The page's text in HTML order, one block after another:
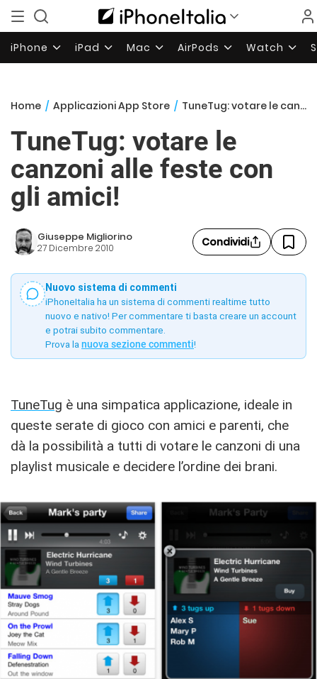
iPhone iPad Mac AirPods Watch
Home / Applicazioni App Store / TuneTug: votare le canzoni alle feste con gli amici!
TuneTug: votare le
canzoni alle feste con
gli amici!
Giuseppe Migliorino
27 Dicembre 2010 Condividi
Nuovo sistema di commenti
iPhoneItalia ha un sistema di commenti realtime tutto
nuovo e nativo! Per commentare ti basta creare un account
e potrai subito commentare.
Prova la nuova sezione commenti!
TuneTug è una simpatica applicazione, ideale in
queste serate di gioco con amici e parenti, che
dà la possibilità a tutti di votare le canzoni di una
playlist musicale e decidere l’ordine dei brani.